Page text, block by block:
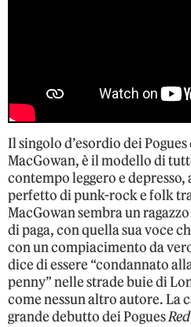
Il singolo d’esordio dei
MacGowan, è il modello di
contempo leggero e
perfetto di punk-rock e folk
MacGowan sembra un
di paga, con quella sua voce
con un compiacimento da
dice di essere “condannato
penny” nelle strade buie di
come nessun altro autore. La
grande debutto dei Pogues